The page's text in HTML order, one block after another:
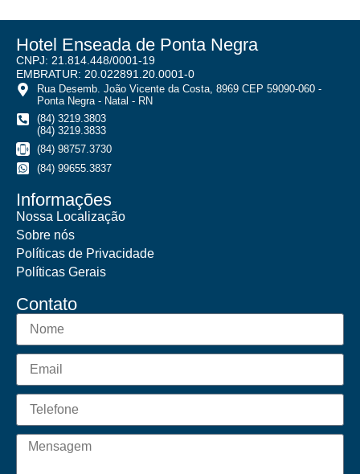
Hotel Enseada de Ponta Negra
CNPJ: 21.814.448/0001-19
EMBRATUR: 20.022891.20.0001-0
Rua Desemb. João Vicente da Costa, 8969 CEP 59090-060 -
Ponta Negra - Natal - RN
(84) 3219.3803
(84) 3219.3833
(84) 98757.3730
(84) 99655.3837
Informações
Nossa Localização
Sobre nós
Políticas de Privacidade
Políticas Gerais
Contato